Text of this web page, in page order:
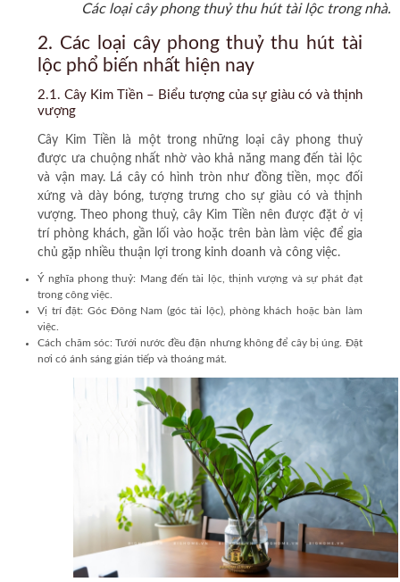
Các loại cây phong thuỷ thu hút tài lộc trong nhà.
2. Các loại cây phong thuỷ thu hút tài
lộc phổ biến nhất hiện nay
2.1. Cây Kim Tiền – Biểu tượng của sự giàu có và thịnh
vượng
Cây Kim Tiền là một trong những loại cây phong thuỷ
được ưa chuộng nhất nhờ vào khả năng mang đến tài lộc
và vận may. Lá cây có hình tròn như đồng tiền, mọc đối
xứng và dày bóng, tượng trưng cho sự giàu có và thịnh
vượng. Theo phong thuỷ, cây Kim Tiền nên được đặt ở vị
trí phòng khách, gần lối vào hoặc trên bàn làm việc để gia
chủ gặp nhiều thuận lợi trong kinh doanh và công việc.
Ý nghĩa phong thuỷ:
Mang đến tài lộc, thịnh vượng và sự phát đạt
trong công việc.
Vị trí đặt: Góc Đông Nam (góc tài lộc), phòng khách hoặc bàn làm
việc.
Cách chăm sóc: Tưới nước đều đặn nhưng không để cây bị úng. Đặt
nơi có ánh sáng gián tiếp và thoáng mát.